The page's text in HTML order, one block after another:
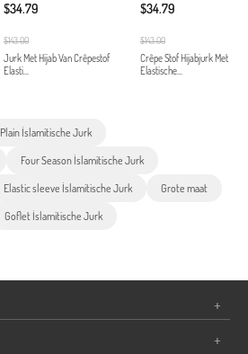
$34.79
$143.00
Jurk Met Hijab Van Crêpestof
Elasti...
$34.79
$143.00
Crêpe Stof Hijabjurk Met
Elastische...
Plain İslamitische Jurk
Four Season İslamitische Jurk
Elastic sleeve İslamitische Jurk Grote maat
Goflet İslamitische Jurk
+
+